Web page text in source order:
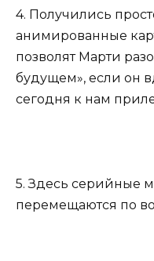
4. Получились
анимированные
позволят Марти
будущем», если он
сегодня к нам
5. Здесь серийные
перемещаются по